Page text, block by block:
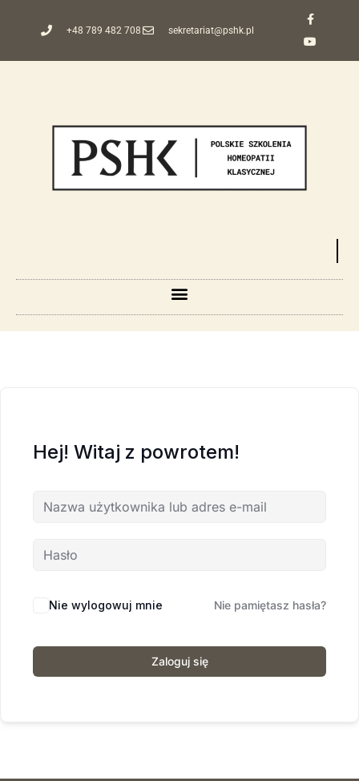
+48 789 482 708 sekretariat@pshk.pl
Hej! Witaj z powrotem!
Nie wylogowuj mnie Nie pamiętasz hasła?
Zaloguj się